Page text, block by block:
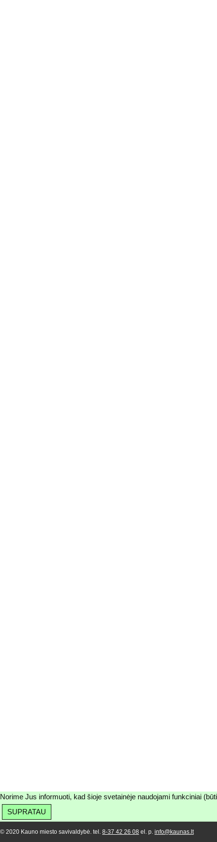
Norime Jus informuoti, kad šioje svetainėje naudojami funkciniai
SUPRATAU
© 2020 Kauno miesto savivaldybė. tel. 8-37 42 26 08 el. p. info@kaunas.lt